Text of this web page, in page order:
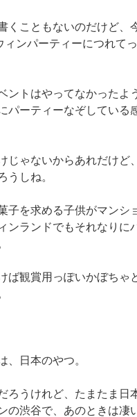
くこともないのだけど、
ンパーティーにつれて
ントはやってなかったよ
パーティーなぞしている
じゃないからあれだけど
うしね。
子を求める子供がマンシ
ンランドでもそれなりに
ば観賞用っぽいかぼちゃ
、日本のやつ。
ろうけれど、たまたま日
の渋谷で、あのときは凄